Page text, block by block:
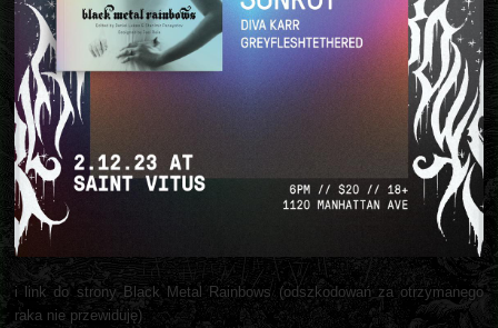
i link do strony Black Metal Rainbows (odszkodowań za otrzymanego
raka nie przewiduję)